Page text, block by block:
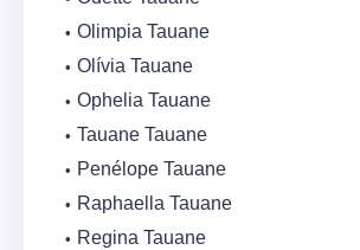
Olimpia Tauane
Olívia Tauane
Ophelia Tauane
Tauane Tauane
Penélope Tauane
Raphaella Tauane
Regina Tauane